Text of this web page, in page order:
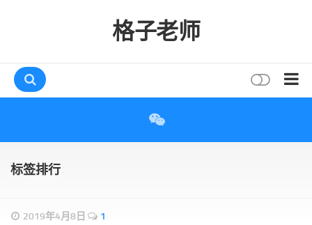
格子老师
互动
打赏
标签排行
2019年4月8日 1